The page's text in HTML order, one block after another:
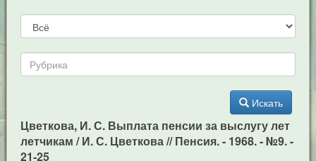
Искать
Цветкова, И. С. Выплата пенсии за выслугу лет
летчикам / И. С. Цветкова // Пенсия. - 1968. - №9. -
21-25